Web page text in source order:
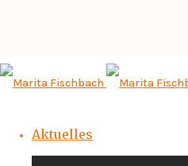
Aktuelles